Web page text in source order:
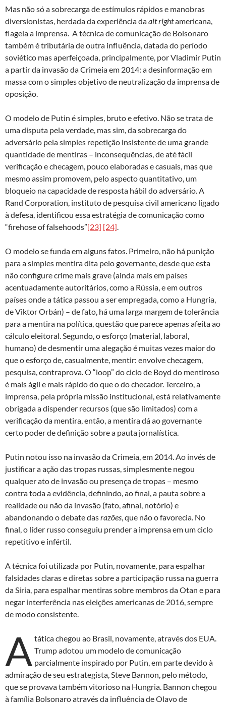
Mas não só a sobrecarga de estímulos rápidos e manobras
diversionistas, herdada da experiência daalt rightamericana,
flagela a imprensa. A técnica de comunicação de Bolsonaro
também é tributária de outra influência, datada do período
soviético mas aperfeiçoada, principalmente, por Vladimir Putin
a partir da invasão da Crimeia em 2014: a desinformação em
massa com o simples objetivo de neutralização da imprensa de
oposição.
O modelo de Putin é simples, bruto e efetivo. Não se trata de
uma disputa pela verdade, mas sim, da sobrecarga do
adversário pela simples repetição insistente de uma grande
quantidade de mentiras – inconsequências, de até fácil
verificação e checagem, pouco elaboradas e casuais, mas que
mesmo assim promovem, pelo aspecto quantitativo, um
bloqueio na capacidade de resposta hábil do adversário. A
Rand Corporation, instituto de pesquisa civil americano ligado
à defesa, identificou essa estratégia de comunicação como
“firehose of falsehoods”[23] [24].
O modelo se funda em alguns fatos. Primeiro, não há punição
para a simples mentira dita pelo governante, desde que esta
não configure crime mais grave (ainda mais em países
acentuadamente autoritários, como a Rússia, e em outros
países onde a tática passou a ser empregada, como a Hungria,
de Viktor Orbán) – de fato, há uma larga margem de tolerância
para a mentira na política, questão que parece apenas afeita ao
cálculo eleitoral. Segundo, o esforço (material, laboral,
humano) de desmentir uma alegação é muitas vezes maior do
que o esforço de, casualmente, mentir: envolve checagem,
pesquisa, contraprova. O “loop” do ciclo de Boyd do mentiroso
é mais ágil e mais rápido do que o do checador. Terceiro, a
imprensa, pela própria missão institucional, está relativamente
obrigada a dispender recursos (que são limitados) com a
verificação da mentira, então, a mentira dá ao governante
certo poder de definição sobre a pauta jornalística.
Putin notou isso na invasão da Crimeia, em 2014. Ao invés de
justificar a ação das tropas russas, simplesmente negou
qualquer ato de invasão ou presença de tropas – mesmo
contra toda a evidência, definindo, ao final, a pauta sobre a
realidade ou não da invasão (fato, afinal, notório) e
abandonando o debate dasrazões, que não o favorecia. No
final, o líder russo conseguiu prender a imprensa em um ciclo
repetitivo e infértil.
A técnica foi utilizada por Putin, novamente, para espalhar
falsidades claras e diretas sobre a participação russa na guerra
da Síria, para espalhar mentiras sobre membros da Otan e para
negar interferência nas eleições americanas de 2016, sempre
de modo consistente.
A tática chegou ao Brasil, novamente, através dos EUA.
Trump adotou um modelo de comunicação
parcialmente inspirado por Putin, em parte devido à
admiração de seu estrategista, Steve Bannon, pelo método,
que se provava também vitorioso na Hungria. Bannon chegou
à família Bolsonaro através da influência de Olavo de